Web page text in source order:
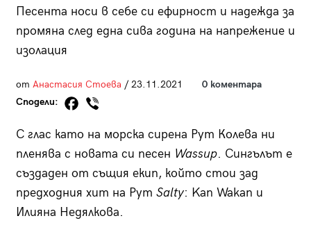
Песента носи в себе си ефирност и надежда за
промяна след една сива година на напрежение и
изолация
от Анастасия Стоева / 23.11.2021
0 коментара
Сподели:
С глас като на морска сирена Рут Колева ни
пленява с новата си песен Wassup. Сингълът е
създаден от същия екип, който стои зад
предходния хит на Рут Salty: Kan Wakan и
Илияна Недялкова.